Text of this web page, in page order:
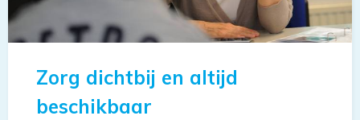
Zorg dichtbij en altijd
beschikbaar